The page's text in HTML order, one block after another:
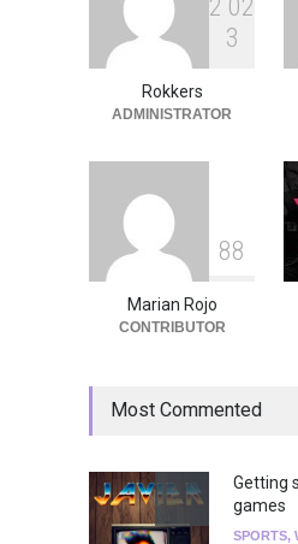
Peces
en el
Ciudad
2 02
3
Rokkers
ADMINISTRATOR
88
Marian Rojo
CONTRIBUTOR
Most Commented
Getting
games
SPORTS,